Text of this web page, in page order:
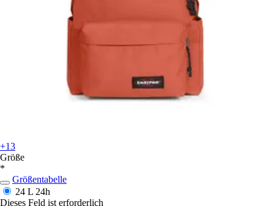
+13
Größe
*
Größentabelle
24 L 24h
Dieses Feld ist erforderlich